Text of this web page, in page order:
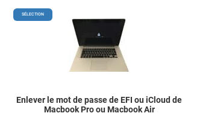
SÉLECTION
Enlever le mot de passe de EFI ou iCloud de
Macbook Pro ou Macbook Air